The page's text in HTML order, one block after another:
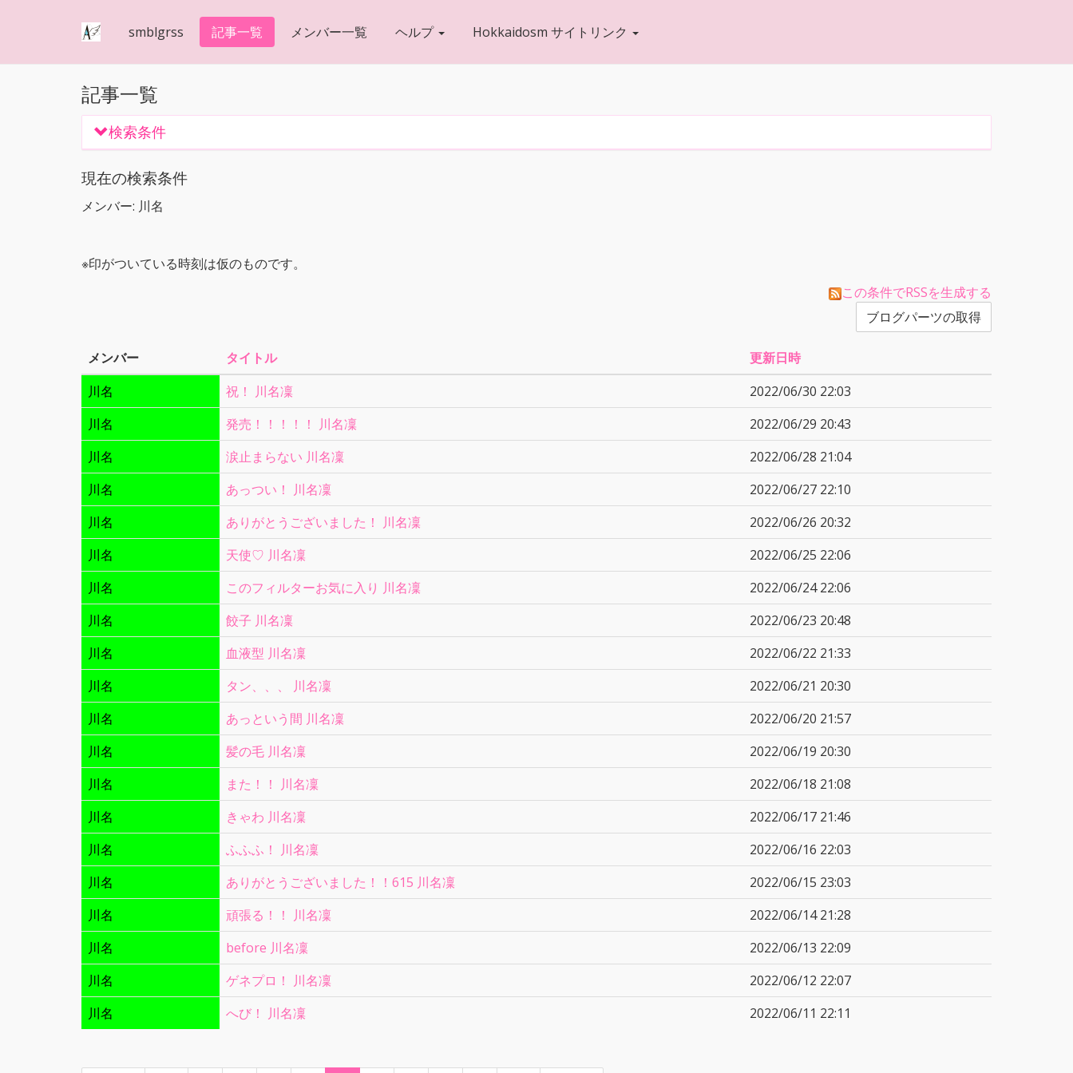
smblgrss 記事一覧 メンバー一覧 ヘルプ Hokkaidosm サイトリンク
記事一覧
検索条件
現在の検索条件
メンバー: 川名
※印がついている時刻は仮のものです。
この条件でRSSを生成する
ブログパーツの取得
メンバー タイトル
更新日時
川名
祝！ 川名凜
2022/06/30 22:03
川名
発売！！！！！ 川名凜
2022/06/29 20:43
川名
涙止まらない 川名凜
2022/06/28 21:04
川名
あっつい！ 川名凜
2022/06/27 22:10
川名
ありがとうございました！ 川名凜
2022/06/26 20:32
川名
天使♡ 川名凜
2022/06/25 22:06
川名
このフィルターお気に入り 川名凜
2022/06/24 22:06
川名
餃子 川名凜
2022/06/23 20:48
川名
血液型 川名凜
2022/06/22 21:33
川名
タン、、、 川名凜
2022/06/21 20:30
川名
あっという間 川名凜
2022/06/20 21:57
川名
髪の毛 川名凜
2022/06/19 20:30
川名
また！！ 川名凜
2022/06/18 21:08
川名
きゃわ 川名凜
2022/06/17 21:46
川名
ふふふ！ 川名凜
2022/06/16 22:03
川名
ありがとうございました！！615 川名凜
2022/06/15 23:03
川名
頑張る！！ 川名凜
2022/06/14 21:28
川名
before 川名凜
2022/06/13 22:09
川名
ゲネプロ！ 川名凜
2022/06/12 22:07
川名
へび！ 川名凜 2022/06/11 22:11